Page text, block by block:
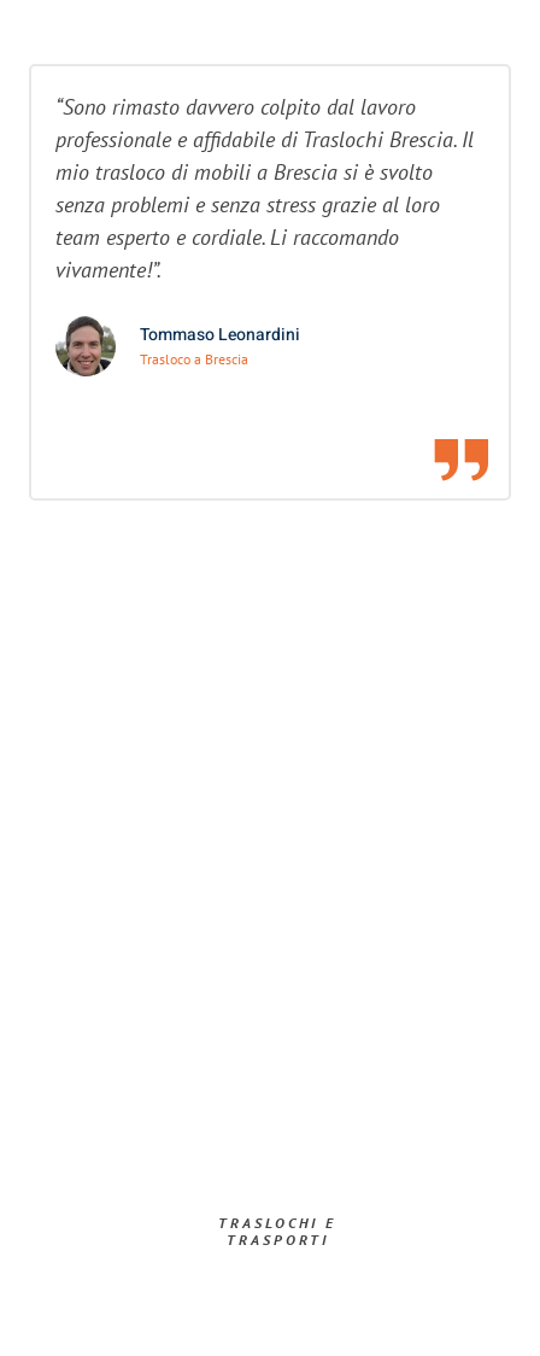
“Sono rimasto davvero colpito dal lavoro
professionale e affidabile di Traslochi Brescia. Il
mio trasloco di mobili a Brescia si è svolto
senza problemi e senza stress grazie al loro
team esperto e cordiale. Li raccomando
vivamente!”.
Tommaso Leonardini
Trasloco a Brescia
TRASLOCHI E
TRASPORTI​